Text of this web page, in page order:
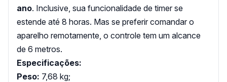
ano. Inclusive, sua funcionalidade de timer se
estende até 8 horas. Mas se preferir comandar o
aparelho remotamente, o controle tem um alcance
de 6 metros.
Especificações:
Peso: 7,68 kg;